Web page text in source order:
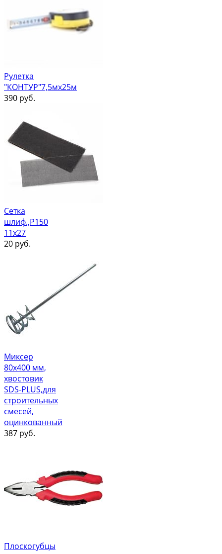
Рулетка
"КОНТУР"7,5мх25м
390 руб.
Сетка
шлиф.,Р150
11х27
20 руб.
Миксер
80х400 мм,
хвостовик
SDS-PLUS,для
строительных
смесей,
оцинкованный
387 руб.
Плоскогубцы